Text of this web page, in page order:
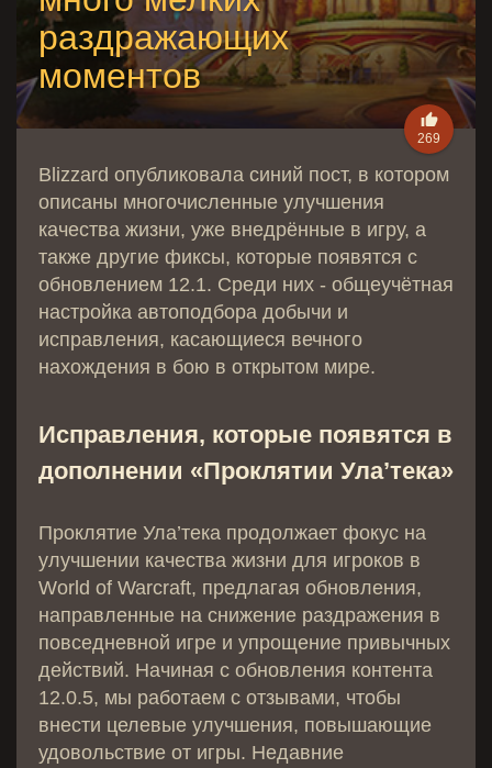
раздражающих
моментов

269
Blizzard опубликовала синий пост, в котором
описаны многочисленные улучшения
качества жизни, уже внедрённые в игру, а
также другие фиксы, которые появятся с
обновлением 12.1. Среди них - общеучётная
настройка автоподбора добычи и
исправления, касающиеся вечного
нахождения в бою в открытом мире.
Исправления, которые появятся в
дополнении «Проклятии Ула’тека»
Проклятие Ула’тека продолжает фокус на
улучшении качества жизни для игроков в
World of Warcraft, предлагая обновления,
направленные на снижение раздражения в
повседневной игре и упрощение привычных
действий. Начиная с обновления контента
12.0.5, мы работаем с отзывами, чтобы
внести целевые улучшения, повышающие
удовольствие от игры. Недавние